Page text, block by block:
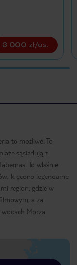
3 000 zł/os.
to możliwe! To
sąsiadują z
To właśnie
kręcono legendarne
region, gdzie w
a za
Morza